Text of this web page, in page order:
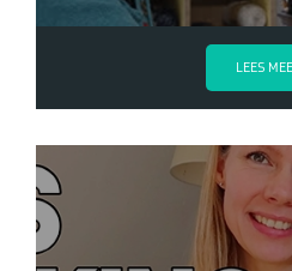
LEES